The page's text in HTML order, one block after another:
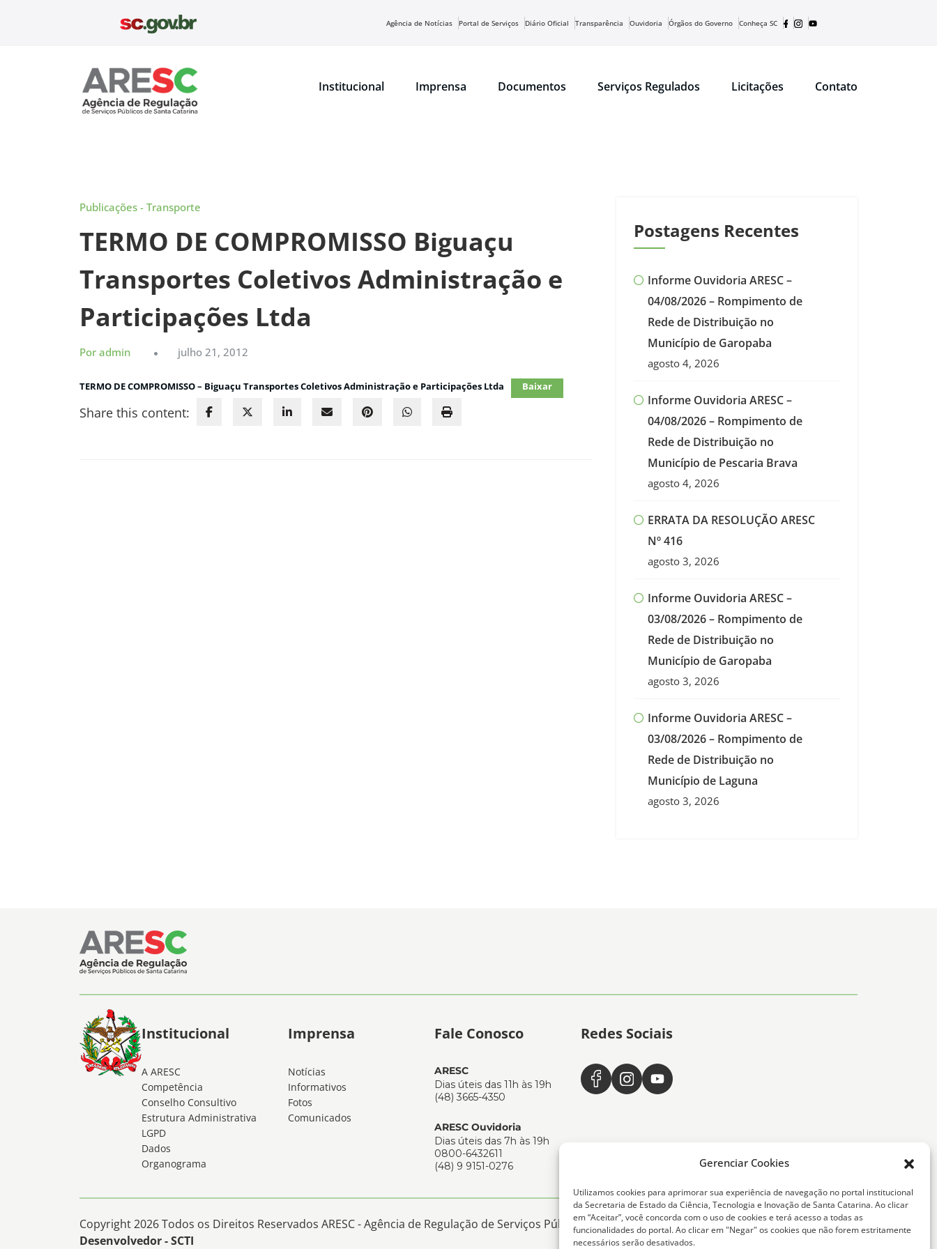
Gerenciar Cookies
Utilizamos cookies para aprimorar sua experiência de navegação no portal institucional
da Secretaria de Estado da Ciência, Tecnologia e Inovação de Santa Catarina. Ao clicar
em “Aceitar”, você concorda com o uso de cookies e terá acesso a todas as
funcionalidades do portal. Ao clicar em "Negar" os cookies que não forem estritamente
necessários serão desativados.
Agência de Notícias Portal de Serviços Diário Oficial Transparência Ouvidoria Órgãos do Governo Conheça SC
Institucional Imprensa Documentos Serviços Regulados Licitações Contato
Publicações - Transporte
TERMO DE COMPROMISSO Biguaçu
Transportes Coletivos Administração e
Participações Ltda
Por admin julho 21, 2012
TERMO DE COMPROMISSO – Biguaçu Transportes Coletivos Administração e Participações Ltda Baixar
Share this content:
Postagens Recentes
Informe Ouvidoria ARESC –
04/08/2026 – Rompimento de
Rede de Distribuição no
Município de Garopaba
agosto 4, 2026
Informe Ouvidoria ARESC –
04/08/2026 – Rompimento de
Rede de Distribuição no
Município de Pescaria Brava
agosto 4, 2026
ERRATA DA RESOLUÇÃO ARESC
Nº 416
agosto 3, 2026
Informe Ouvidoria ARESC –
03/08/2026 – Rompimento de
Rede de Distribuição no
Município de Garopaba
agosto 3, 2026
Informe Ouvidoria ARESC –
03/08/2026 – Rompimento de
Rede de Distribuição no
Município de Laguna
agosto 3, 2026
Institucional
A ARESC
Competência
Conselho Consultivo
Estrutura Administrativa
LGPD
Dados
Organograma
Imprensa
Notícias
Informativos
Fotos
Comunicados
Fale Conosco
ARESC
Dias úteis das 11h às 19h
(48) 3665-4350
ARESC Ouvidoria
Dias úteis das 7h às 19h
0800-6432611
(48) 9 9151-0276
Redes Sociais
Copyright 2026 Todos os Direitos Reservados ARESC - Agência de Regulação de Serviços Públicos de Santa Catarina -
Desenvolvedor - SCTI